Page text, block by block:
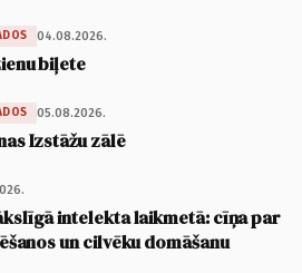
04.08.2026.
biļete
05.08.2026.
Izstāžu zālē
intelekta laikmetā: cīņa par
un cilvēku domāšanu